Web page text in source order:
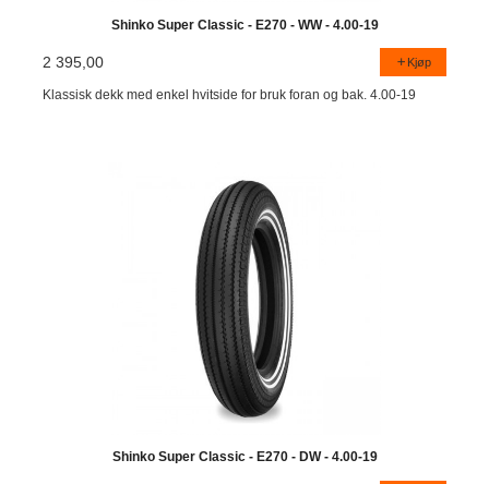
Shinko Super Classic - E270 - WW - 4.00-19
2 395,00 Kjøp
Klassisk dekk med enkel hvitside for bruk foran og bak. 4.00-19
Shinko Super Classic - E270 - DW - 4.00-19